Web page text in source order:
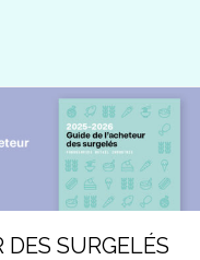
DES SURGELÉS